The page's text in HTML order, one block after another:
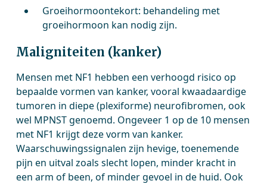
Groeihormoontekort: behandeling met
groeihormoon kan nodig zijn.
Maligniteiten (kanker)
Mensen met NF1 hebben een verhoogd risico op
bepaalde vormen van kanker, vooral kwaadaardige
tumoren in diepe (plexiforme) neurofibromen, ook
wel MPNST genoemd. Ongeveer 1 op de 10 mensen
met NF1 krijgt deze vorm van kanker.
Waarschuwingssignalen zijn hevige, toenemende
pijn en uitval zoals slecht lopen, minder kracht in
een arm of been, of minder gevoel in de huid. Ook